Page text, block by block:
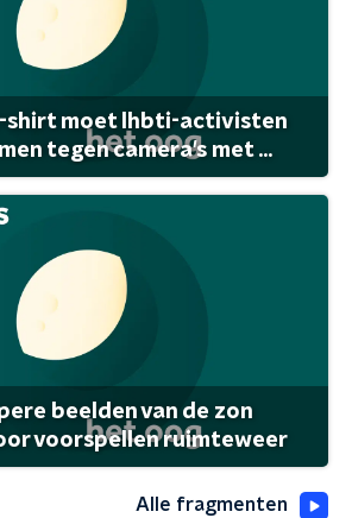
shirt moet lhbti-activisten
tegen camera's met ...
beelden van de zon
voorspellen ruimteweer
Alle fragmenten